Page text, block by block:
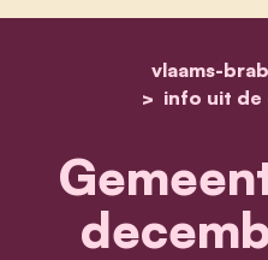
vlaams-
info uit de